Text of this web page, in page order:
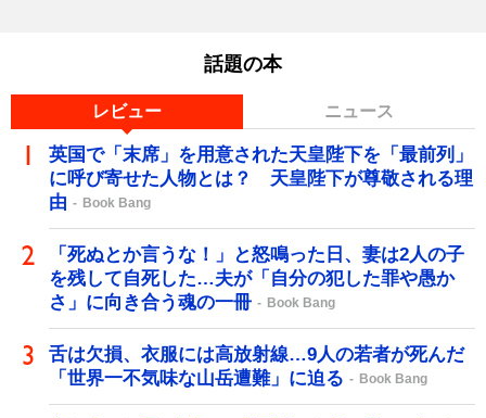
話題の本
レビュー ニュース
英国で「末席」を用意された天皇陛下を「最前列」
に呼び寄せた人物とは？ 天皇陛下が尊敬される理
由
Book Bang
「死ぬとか言うな！」と怒鳴った日、妻は2人の子
を残して自死した…夫が「自分の犯した罪や愚か
さ」に向き合う魂の一冊
Book Bang
舌は欠損、衣服には高放射線…9人の若者が死んだ
「世界一不気味な山岳遭難」に迫る
Book Bang